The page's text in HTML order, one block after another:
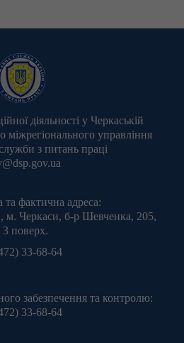
діяльності у Черкаській
міжрегіонального управління
з питань праці
фактична адреса:
м. Черкаси, б-р Шевченка, 205,
3 поверх.
33-68-64
забезпечення та контролю:
33-68-64